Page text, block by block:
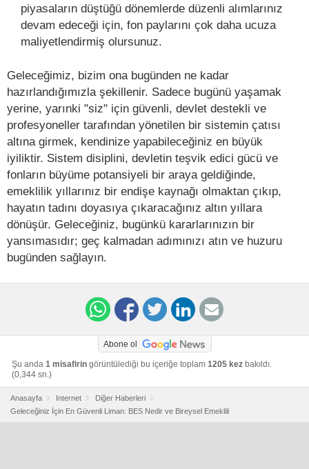
piyasaların düştüğü dönemlerde düzenli alımlarınız
devam edeceği için, fon paylarını çok daha ucuza
maliyetlendirmiş olursunuz.
Geleceğimiz, bizim ona bugünden ne kadar
hazırlandığımızla şekillenir. Sadece bugünü yaşamak
yerine, yarınki "siz" için güvenli, devlet destekli ve
profesyoneller tarafından yönetilen bir sistemin çatısı
altına girmek, kendinize yapabileceğiniz en büyük
iyiliktir. Sistem disiplini, devletin teşvik edici gücü ve
fonların büyüme potansiyeli bir araya geldiğinde,
emeklilik yıllarınız bir endişe kaynağı olmaktan çıkıp,
hayatın tadını doyasıya çıkaracağınız altın yıllara
dönüşür. Geleceğiniz, bugünkü kararlarınızın bir
yansımasıdır; geç kalmadan adımınızı atın ve huzuru
bugünden sağlayın.
Abone ol
Şu anda 1 misafirin görüntülediği bu içeriğe toplam 1205 kez bakıldı.
(0,344 sn.)
Anasayfa Internet
Diğer Haberleri
Geleceğiniz İçin En Güvenli Liman: BES Nedir ve Bireysel Emeklili